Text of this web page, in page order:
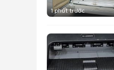
1 phút trước